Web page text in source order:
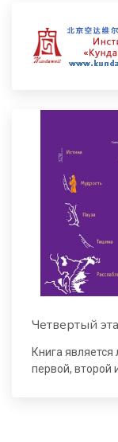
Четвертый
Книга
первой, второй